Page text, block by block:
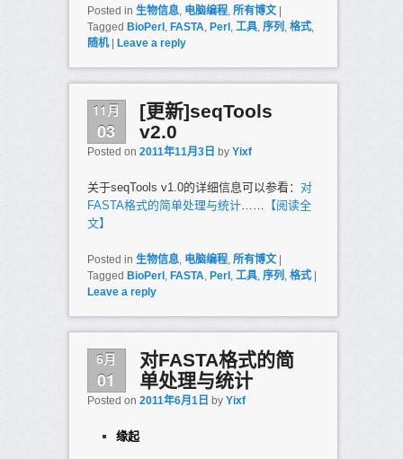
Posted in 生物信息, 电脑编程, 所有博文 |
Tagged BioPerl, FASTA Perl, 工具, 序列 格式,
随机 | Leave a reply
11月
03
[更新]seqTools
v2.0
Posted on 2011年11月3日 by Yixf
关于seqTools v1.0的详细信息可以参看： 对
FASTA格式的简单处理与统计……
【阅读全
文】
Posted in 生物信息, 电脑编程, 所有博文
Tagged BioPerl , FASTA, Perl , 工具, 序列 , 格式
Leave a reply
6月
01
对FASTA格式的简
单处理与统计
Posted on 2011年6月1日 by Yixf
缘起